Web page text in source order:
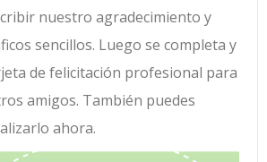
nuestro agradecimiento y
sencillos. Luego se completa y
de felicitación profesional para
amigos. También puedes
ahora.